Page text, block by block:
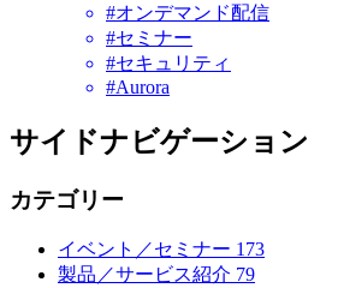
#オンデマンド配信
#セミナー
#セキュリティ
#Aurora
サイドナビゲーション
カテゴリー
イベント／セミナー 173
製品／サービス紹介 79